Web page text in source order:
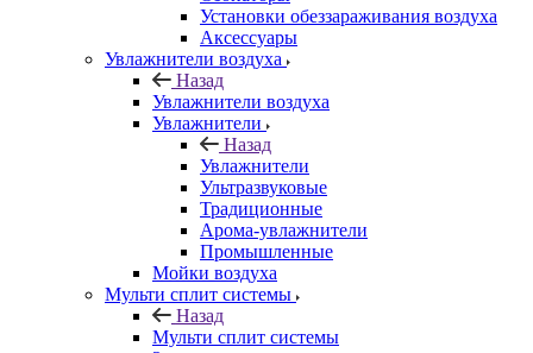
Установки обеззараживания воздуха
Аксессуары
Увлажнители воздуха
Назад
Увлажнители воздуха
Увлажнители
Назад
Увлажнители
Ультразвуковые
Традиционные
Арома-увлажнители
Промышленные
Мойки воздуха
Мульти сплит системы
Назад
Мульти сплит системы